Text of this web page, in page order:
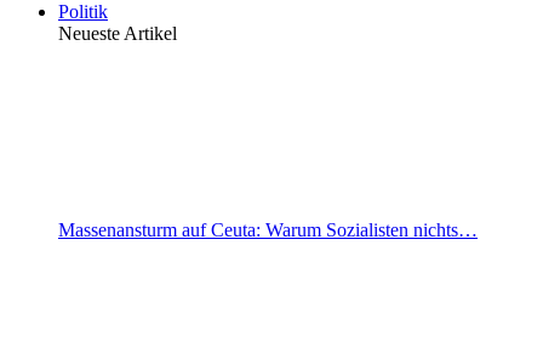
Politik
Neueste Artikel
Massenansturm auf Ceuta: Warum Sozialisten nichts…